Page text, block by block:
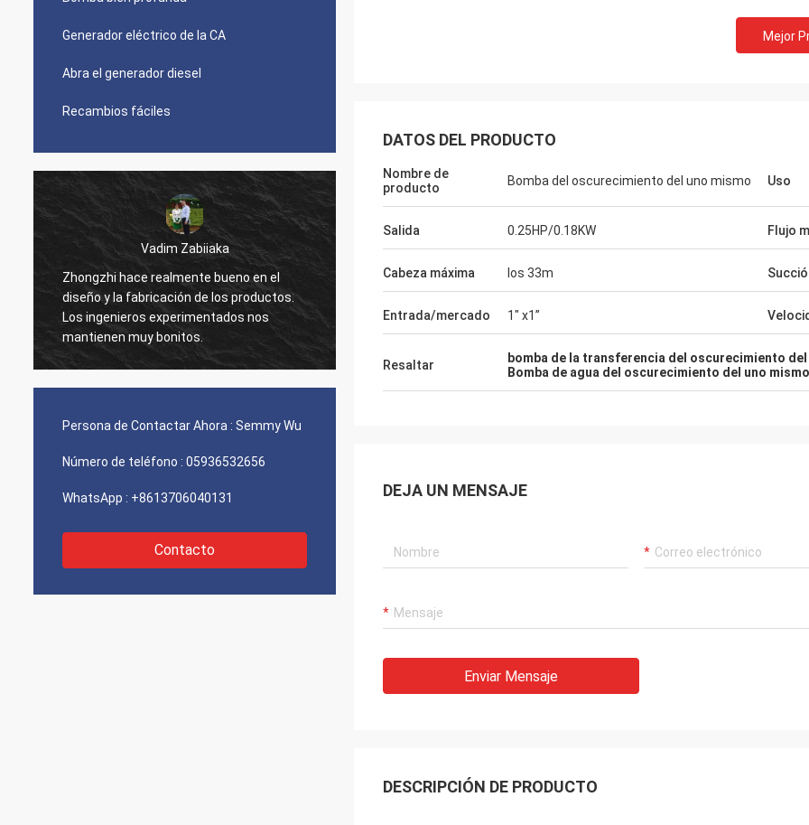
Generador eléctrico de la CA
Abra el generador diesel
Recambios fáciles
Vadim Zabiiaka
Zhongzhi hace realmente bueno en el
diseño y la fabricación de los productos.
Los ingenieros experimentados nos
mantienen muy bonitos.
Kimwolo de Mr.Reuben
Buena calidad, grandes fabricantes,
somos felices con sus productos.
Mr.Yılmaz
Han estado trabajando
años muy de
productos trabajan
tipos de equipo. Gracias.
Persona de Contactar Ahora : Semmy Wu
Número de teléfono : 05936532656
WhatsApp : +8613706040131
Contacto
Mejor
DATOS DEL PRODUCTO
Nombre de
producto
Bomba del oscurecimiento del uno mismo Uso
Salida 0.25HP/0.18KW Flujo
Cabeza máxima los 33m
Entrada/mercado 1" x1”
Resaltar bomba de la transferencia del oscurecimiento del
Bomba de agua del oscurecimiento del uno mismo
DEJA UN MENSAJE
Enviar Mensaje
DESCRIPCIÓN DE PRODUCTO